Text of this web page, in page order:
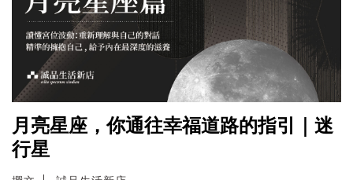
月亮星座，你通往幸福道路的指引｜迷
行星